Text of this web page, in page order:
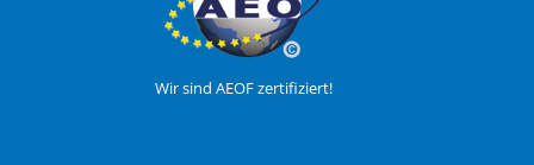
Wir sind AEOF zertifiziert!